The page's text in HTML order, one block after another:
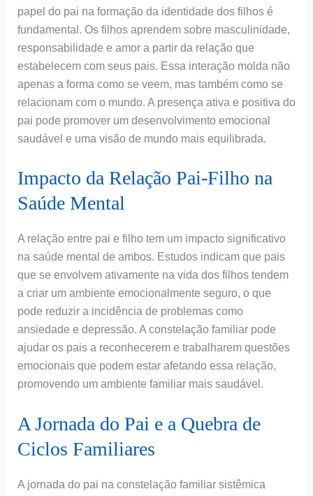
papel do pai na formação da identidade dos filhos é
fundamental. Os filhos aprendem sobre masculinidade,
responsabilidade e amor a partir da relação que
estabelecem com seus pais. Essa interação molda não
apenas a forma como se veem, mas também como se
relacionam com o mundo. A presença ativa e positiva do
pai pode promover um desenvolvimento emocional
saudável e uma visão de mundo mais equilibrada.
Impacto da Relação Pai-Filho na
Saúde Mental
A relação entre pai e filho tem um impacto significativo
na saúde mental de ambos. Estudos indicam que pais
que se envolvem ativamente na vida dos filhos tendem
a criar um ambiente emocionalmente seguro, o que
pode reduzir a incidência de problemas como
ansiedade e depressão. A constelação familiar pode
ajudar os pais a reconhecerem e trabalharem questões
emocionais que podem estar afetando essa relação,
promovendo um ambiente familiar mais saudável.
A Jornada do Pai e a Quebra de
Ciclos Familiares
A jornada do pai na constelação familiar sistêmica